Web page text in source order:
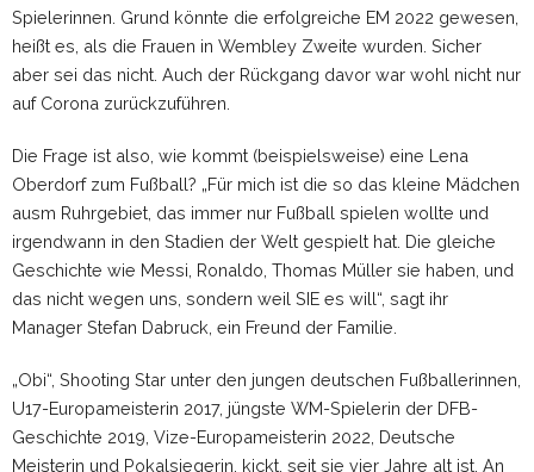
Spielerinnen. Grund könnte die erfolgreiche EM 2022 gewesen,
heißt es, als die Frauen in Wembley Zweite wurden. Sicher
aber sei das nicht. Auch der Rückgang davor war wohl nicht nur
auf Corona zurückzuführen.
Die Frage ist also, wie kommt (beispielsweise) eine Lena
Oberdorf zum Fußball? „Für mich ist die so das kleine Mädchen
ausm Ruhrgebiet, das immer nur Fußball spielen wollte und
irgendwann in den Stadien der Welt gespielt hat. Die gleiche
Geschichte wie Messi, Ronaldo, Thomas Müller sie haben, und
das nicht wegen uns, sondern weil SIE es will“, sagt ihr
Manager Stefan Dabruck, ein Freund der Familie.
„Obi“, Shooting Star unter den jungen deutschen Fußballerinnen,
U17-Europameisterin 2017, jüngste WM-Spielerin der DFB-
Geschichte 2019, Vize-Europameisterin 2022, Deutsche
Meisterin und Pokalsiegerin, kickt, seit sie vier Jahre alt ist. An